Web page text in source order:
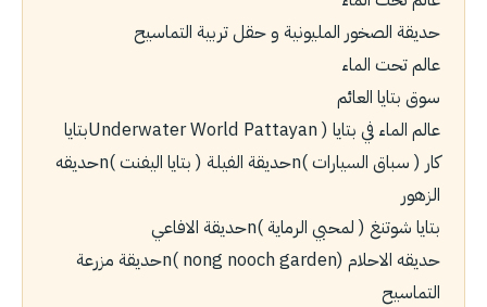
حديقة الصخور المليونية و حقل تربية التماسيح
عالم تحت الماء
سوق بتايا العائم
عالم الماء في بتايا ( Underwater World Pattayanبتايا
كار ( سباق السيارات )nحديقة الفيلة ( بتايا اليفنت )nحديقه
الزهور
بتايا شوتنغ ( لمحبي الرماية )nحديقة الافاعي
حديقه الاحلام (nong nooch garden )nحديقة مزرعة
التماسيح